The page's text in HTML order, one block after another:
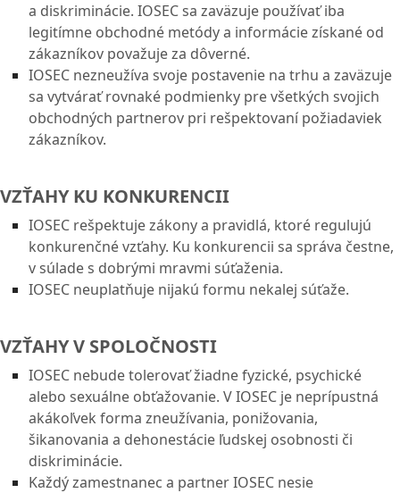
a diskriminácie. IOSEC sa zaväzuje používať iba
legitímne obchodné metódy a informácie získané od
zákazníkov považuje za dôverné.
IOSEC nezneužíva svoje postavenie na trhu a zaväzuje
sa vytvárať rovnaké podmienky pre všetkých svojich
obchodných partnerov pri rešpektovaní požiadaviek
zákazníkov.
VZŤAHY KU KONKURENCII
IOSEC rešpektuje zákony a pravidlá, ktoré regulujú
konkurenčné vzťahy. Ku konkurencii sa správa čestne,
v súlade s dobrými mravmi súťaženia.
IOSEC neuplatňuje nijakú formu nekalej súťaže.
VZŤAHY V SPOLOČNOSTI
IOSEC nebude tolerovať žiadne fyzické, psychické
alebo sexuálne obťažovanie. V IOSEC je neprípustná
akákoľvek forma zneužívania, ponižovania,
šikanovania a dehonestácie ľudskej osobnosti či
diskriminácie.
Každý zamestnanec a partner IOSEC nesie